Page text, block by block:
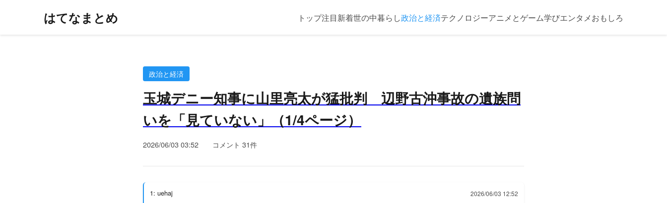
はてなまとめ トップ注目新着世の中暮らし政治と経済テクノロジーアニメとゲーム学びエンタメおもしろ
政治と経済
玉城デニー知事に山里亮太が猛批判 辺野古沖事故の遺族問
いを「見ていない」（1/4ページ）
2026/06/03 03:52 コメント 31件
1: uehaj 2026/06/03 12:52